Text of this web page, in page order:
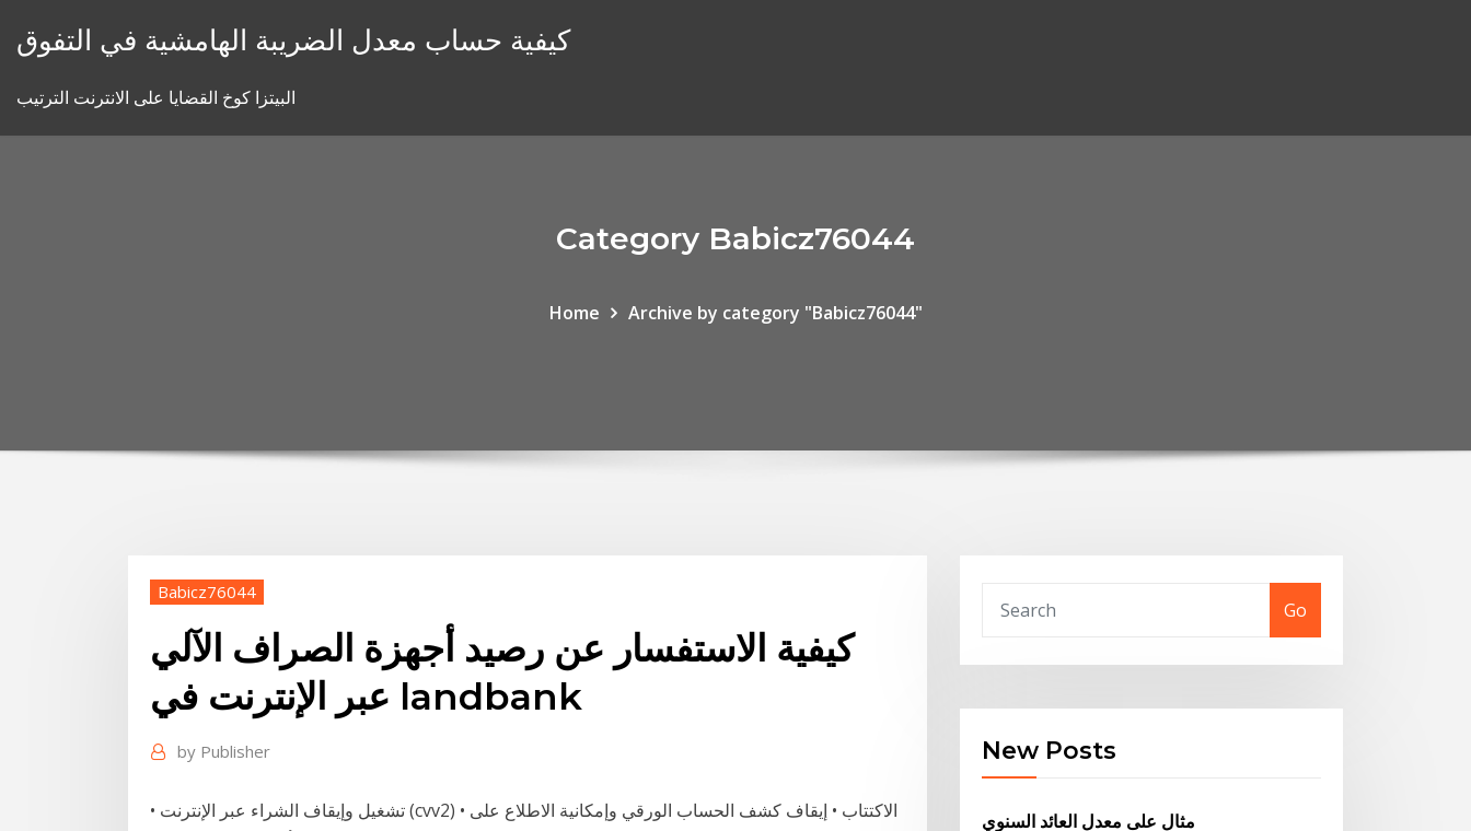
كيفية حساب معدل الضريبة الهامشية في التفوق
البيتزا كوخ القضايا على الانترنت الترتيب
Category Babicz76044
Home Archive by category "Babicz76044"
Babicz76044
كيفية الاستفسار عن رصيد أجهزة الصراف الآلي
عبر الإنترنت في landbank
by Publisher
• تشغيل وإيقاف الشراء عبر الإنترنت (cvv2) • الاكتتاب • إيقاف كشف الحساب الورقي وإمكانية الاطلاع على
Go
New Posts
مثال على معدل العائد السنوي